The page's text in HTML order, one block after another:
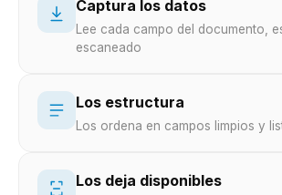
Captura los datos
Lee cada campo del documento,
escaneado
Los estructura
Los ordena en campos limpios y
Los deja disponibles